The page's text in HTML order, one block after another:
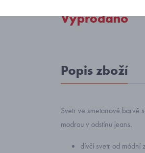
Vyprodáno
Popis zboží
Svetr ve smetanové barvě
modrou v odstínu jeans.
dívčí svetr od módní